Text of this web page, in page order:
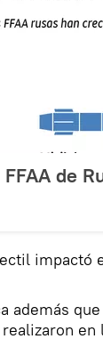
de
impactó
además